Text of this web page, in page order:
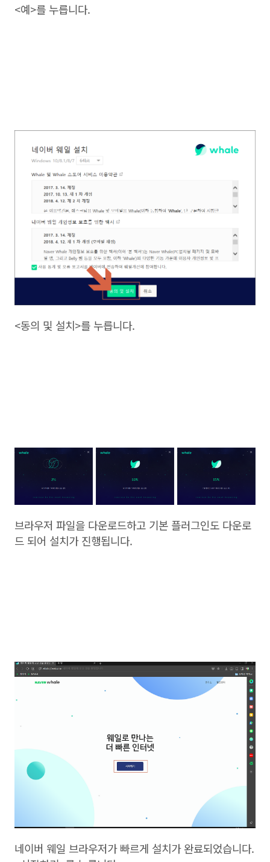
<예>를 누릅니다.
<동의 및 설치>를 누릅니다.
브라우저 파일을 다운로드하고 기본 플러그인도 다운로
드 되어 설치가 진행됩니다.
네이버 웨일 브라우저가 빠르게 설치가 완료되었습니다.